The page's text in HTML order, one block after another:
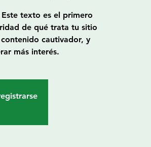
texto es el primero
de qué trata tu sitio
cautivador, y
más interés.